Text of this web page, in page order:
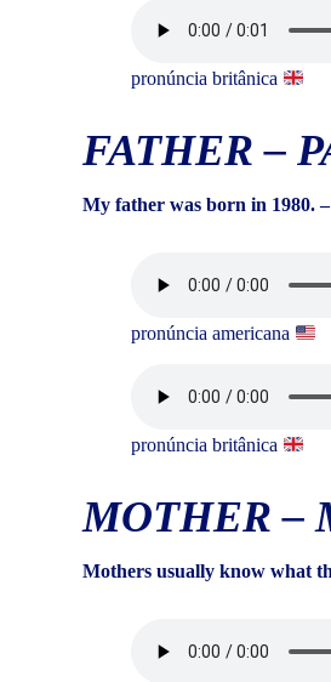
pronúncia britânica
FATHER –
My father was born in 1980. –
pronúncia americana
pronúncia britânica
MOTHER –
Mothers usually know what